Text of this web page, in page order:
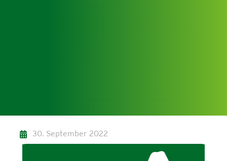
30. September 2022